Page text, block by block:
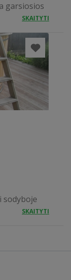
garsiosios
SKAITYTI
sodyboje
SKAITYTI